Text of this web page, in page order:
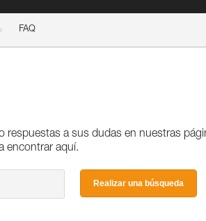
FAQ
respuestas a sus dudas en nuestras
encontrar aquí.
Realizar una búsqueda